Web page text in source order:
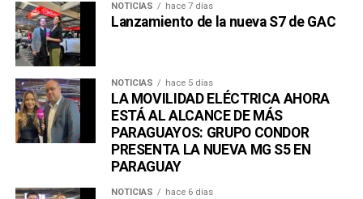
NOTICIAS hace 7 días
Lanzamiento de la nueva S7 de GAC
NOTICIAS hace 5 días
LA MOVILIDAD ELÉCTRICA AHORA
ESTÁ AL ALCANCE DE MÁS
PARAGUAYOS: GRUPO CONDOR
PRESENTA LA NUEVA MG S5 EN
PARAGUAY
NOTICIAS hace 6 días